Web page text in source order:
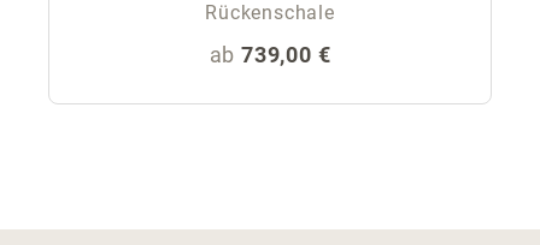
Rückenschale
Regulärer Preis:
ab 739,00 €